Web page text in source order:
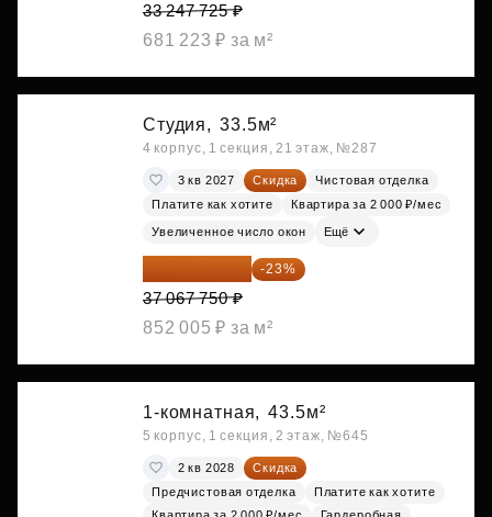
33 247 725 ₽
681 223 ₽ за м²
Студия, 33.5м²
4 корпус, 1 секция, 21 этаж, №287
3 кв 2027 Скидка
Чистовая отделка
Платите как хотите
Квартира за 2 000 ₽/мес
Увеличенное число окон Ещё
28 542 168 ₽ -23%
37 067 750 ₽
852 005 ₽ за м²
1-комнатная, 43.5м²
5 корпус, 1 секция, 2 этаж, №645
2 кв 2028
Скидка
Предчистовая отделка
Платите как хотите